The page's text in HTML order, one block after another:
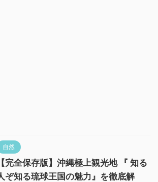
自然
【完全保存版】沖縄極上観光地 『 知る
ぞ知る琉球王国の魅力』を徹底解